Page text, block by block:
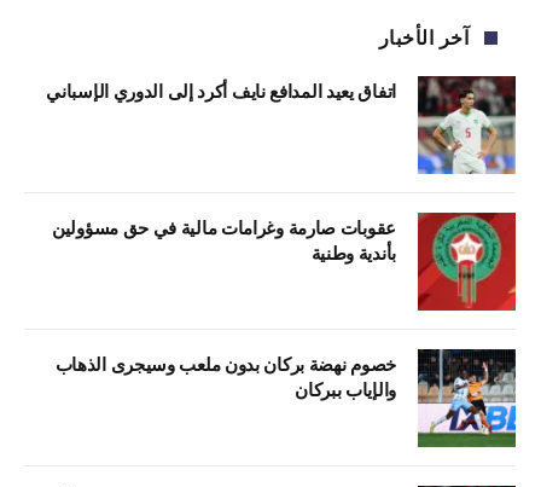
آخر الأخبار
اتفاق يعيد المدافع نايف أكرد إلى الدوري الإسباني
عقوبات صارمة وغرامات مالية في حق مسؤولين
بأندية وطنية
خصوم نهضة بركان بدون ملعب وسيجرى الذهاب
والإياب ببركان